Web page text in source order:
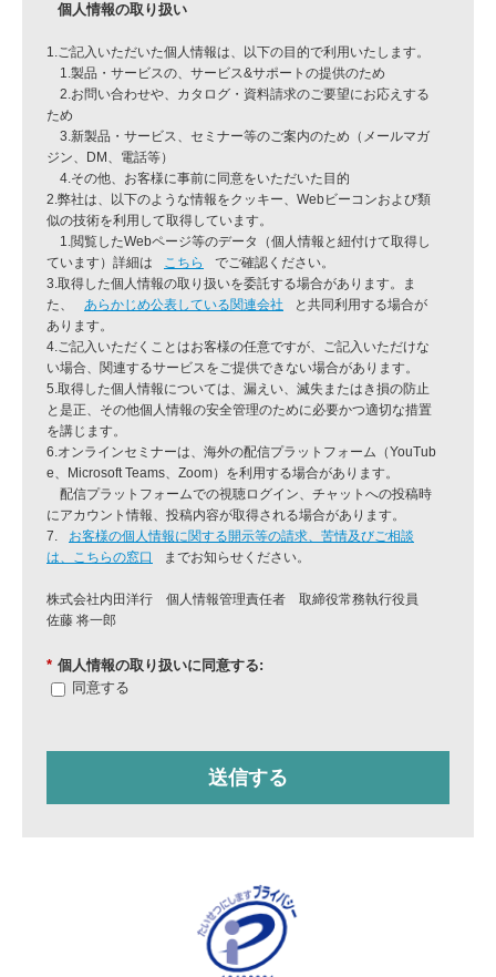
個人情報の取り扱い
1.ご記入いただいた個人情報は、以下の目的で利用いたします。
1.製品・サービスの、サービス&サポートの提供のため
2.お問い合わせや、カタログ・資料請求のご要望にお応えする
ため
3.新製品・サービス、セミナー等のご案内のため（メールマガ
ジン、DM、電話等）
4.その他、お客様に事前に同意をいただいた目的
2.弊社は、以下のような情報をクッキー、Webビーコンおよび類
似の技術を利用して取得しています。
1.閲覧したWebページ等のデータ（個人情報と紐付けて取得し
ています）詳細は
こちら
でご確認ください。
3.取得した個人情報の取り扱いを委託する場合があります。ま
た、
あらかじめ公表している関連会社
と共同利用する場合が
あります。
4.ご記入いただくことはお客様の任意ですが、ご記入いただけな
い場合、関連するサービスをご提供できない場合があります。
5.取得した個人情報については、漏えい、滅失またはき損の防止
と是正、その他個人情報の安全管理のために必要かつ適切な措置
を講じます。
6.オンラインセミナーは、海外の配信プラットフォーム（YouTub
e、Microsoft Teams、Zoom）を利用する場合があります。
配信プラットフォームでの視聴ログイン、チャットへの投稿時
にアカウント情報、投稿内容が取得される場合があります。
7.
お客様の個人情報に関する開示等の請求、苦情及びご相談
は、こちらの窓口
までお知らせください。
株式会社内田洋行 個人情報管理責任者 取締役常務執行役員
佐藤 将一郎
* 個人情報の取り扱いに同意する:
同意する
送信する